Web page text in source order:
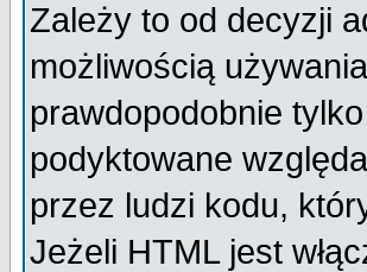
Zależy to od decyzji
możliwością
prawdopodobnie
podyktowane
przez ludzi kodu,
Jeżeli HTML jest